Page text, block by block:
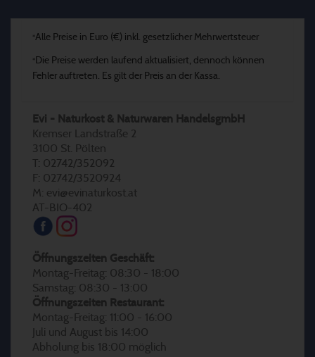
*Alle Preise in Euro (€) inkl. gesetzlicher Mehrwertsteuer
* Die Preise werden laufend aktualisiert, dennoch können
Fehler auftreten. Es gilt der Preis an der Kassa.
Evi - Naturkost & Naturwaren HandelsgmbH
Kremser Landstraße 2
3100 St. Pölten
T: 02742/352092
F: 02742/3520924
M: evi@evinaturkost.at
AT-BIO-402
Öffnungszeiten Geschäft:
Montag-Freitag: 08:30 - 18:00
Samstag: 08:30 - 13:00
Öffnungszeiten Restaurant:
Montag-Freitag: 11:00 - 16:00
Juli und August bis 14:00
Abholung bis 18:00 möglich